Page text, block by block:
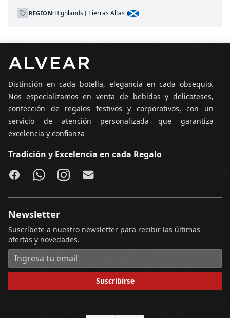
REGION:Highlands ( Tierras Altas )
Distinción en cada botella, elegancia en cada obsequio.
Nos especializamos en venta de bebidas y delicateses,
confección de regalos festivos y corporativos, con un
servicio de atención personalizada que garantiza
excelencia y confianza
Tradición y Excelencia en cada Regalo
Facebook
WhatsApp
Instagram
Email
Newsletter
Suscríbete a nuestro newsletter para recibir las últimas
ofertas y novedades.
Dirección de correo electrónico
Suscribirse